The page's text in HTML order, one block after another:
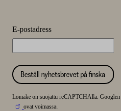
E-postadress
Beställ nyhetsbrevet på finska
Lomake on suojattu reCAPTCHAlla. Googlen
ovat voimassa.